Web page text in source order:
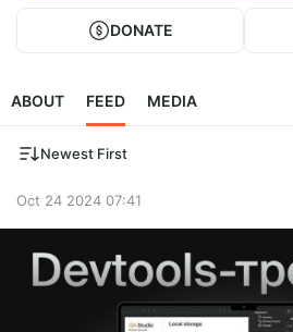
DONATE
ABOUT FEED MEDIA
Newest First
Oct 24 2024 07:41